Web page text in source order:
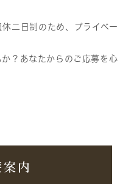
二日制のため、プライベー
？あなたからのご応募を心
案内